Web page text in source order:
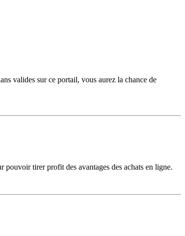
valides sur ce portail, vous aurez la chance de
pouvoir tirer profit des avantages des achats en ligne.